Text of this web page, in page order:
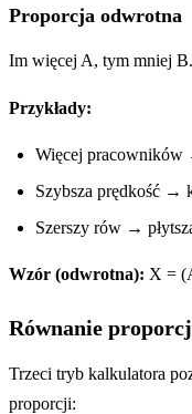
Proporcja odwrotna
Im więcej A, tym mniej
Przykłady:
Więcej pracowników
Szybsza prędkość →
Szerszy rów →
Wzór (odwrotna): X =
Równanie
Trzeci tryb kalkulatora
proporcji: